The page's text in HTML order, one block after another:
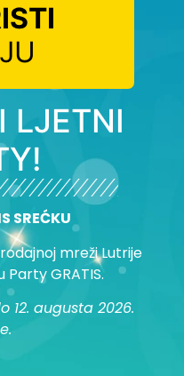
LJETNI
SREĆKU
mreži Lutrije
Party GRATIS.
12. augusta 2026.